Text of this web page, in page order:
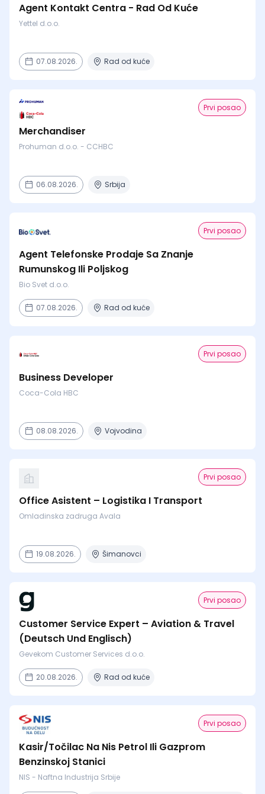
Agent Kontakt Centra - Rad Od Kuće
Yettel d.o.o.
07.08.2026. Rad od kuće
Prvi posao
Merchandiser
Prohuman d.o.o. - CCHBC
06.08.2026. Srbija
Prvi posao
Agent Telefonske Prodaje Sa Znanje
Rumunskog Ili Poljskog
Bio Svet d.o.o.
07.08.2026. Rad od kuće
Prvi posao
Business Developer
Coca-Cola HBC
08.08.2026. Vojvodina
Prvi posao
Office Asistent – Logistika I Transport
Omladinska zadruga Avala
19.08.2026. Šimanovci
Prvi posao
Customer Service Expert – Aviation & Travel
(Deutsch Und Englisch)
Gevekom Customer Services d.o.o.
20.08.2026. Rad od kuće
Prvi posao
Kasir/Točilac Na Nis Petrol Ili Gazprom
Benzinskoj Stanici
NIS - Naftna Industrija Srbije